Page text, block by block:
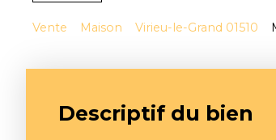
Vente Maison Virieu-le-Grand 01510
Descriptif du bien